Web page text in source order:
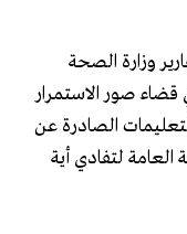
وزارة الصحة
صور الاستمرار
الصادرة عن
لتفادي أية